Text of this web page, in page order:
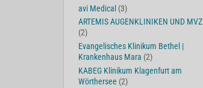
avi Medical (3)
ARTEMIS AUGENKLINIKEN UND MVZ
(2)
Evangelisches Klinikum Bethel |
Krankenhaus Mara (2)
KABEG Klinikum Klagenfurt am
Wörthersee (2)